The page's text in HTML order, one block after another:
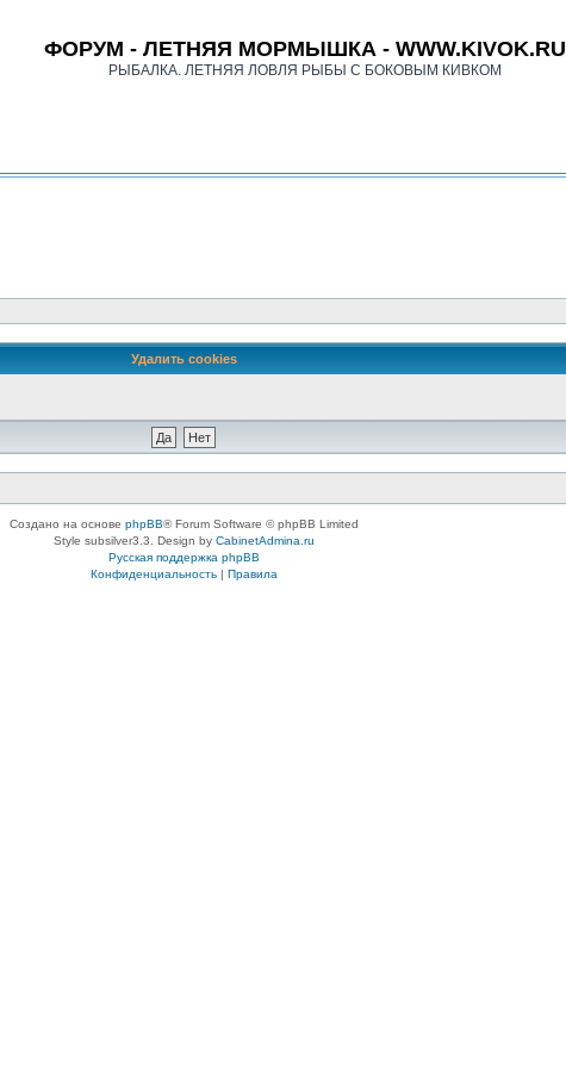
ФОРУМ - ЛЕТНЯЯ МОРМЫШКА - WWW.KIVOK.RU
РЫБАЛКА. ЛЕТНЯЯ ЛОВЛЯ РЫБЫ С БОКОВЫМ КИВКОМ
Удалить cookies
Создано на основе phpBB® Forum Software © phpBB Limited
Style subsilver3.3. Design by CabinetAdmina.ru
Русская поддержка phpBB
Конфиденциальность| Правила